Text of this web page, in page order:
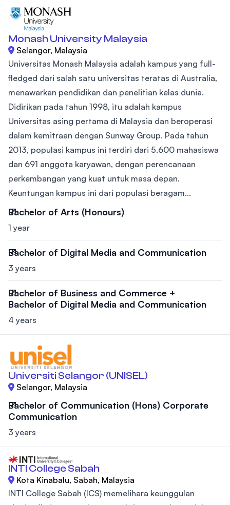
Monash University Malaysia
Selangor, Malaysia
Universitas Monash Malaysia adalah kampus yang full-
fledged dari salah satu universitas teratas di Australia,
menawarkan pendidikan dan penelitian kelas dunia.
Didirikan pada tahun 1998, itu adalah kampus
Universitas asing pertama di Malaysia dan beroperasi
dalam kemitraan dengan Sunway Group. Pada tahun
2013, populasi kampus ini terdiri dari 5.600 mahasiswa
dan 691 anggota karyawan, dengan perencanaan
perkembangan yang kuat untuk masa depan.
Keuntungan kampus ini dari populasi beragam...
Bachelor of Arts (Honours)
1 year
Bachelor of Digital Media and Communication
3 years
Bachelor of Business and Commerce +
Bachelor of Digital Media and Communication
4 years
Universiti Selangor (UNISEL)
Selangor, Malaysia
Bachelor of Communication (Hons) Corporate
Communication
3 years
INTI College Sabah
Kota Kinabalu, Sabah, Malaysia
INTI College Sabah (ICS) memelihara keunggulan